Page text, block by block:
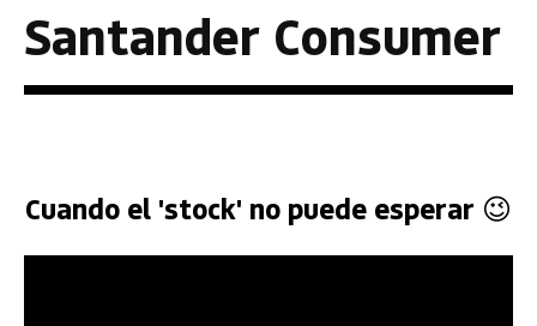
Santander Consumer
Cuando el 'stock' no puede esperar 😉